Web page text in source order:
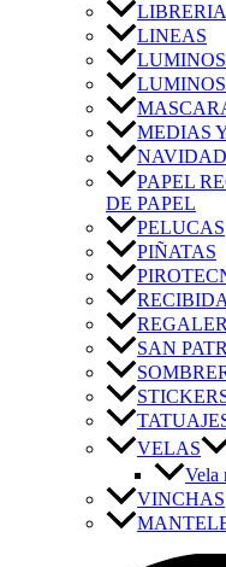
LIBRERIA
LINEAS
MEDIAS
PAPEL
DE PAPEL
PELUCAS
PIÑATAS
RECIBIDA
SAN
VELAS
Vela
VINCHAS